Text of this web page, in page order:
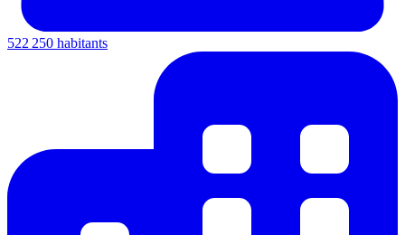
522 250 habitants